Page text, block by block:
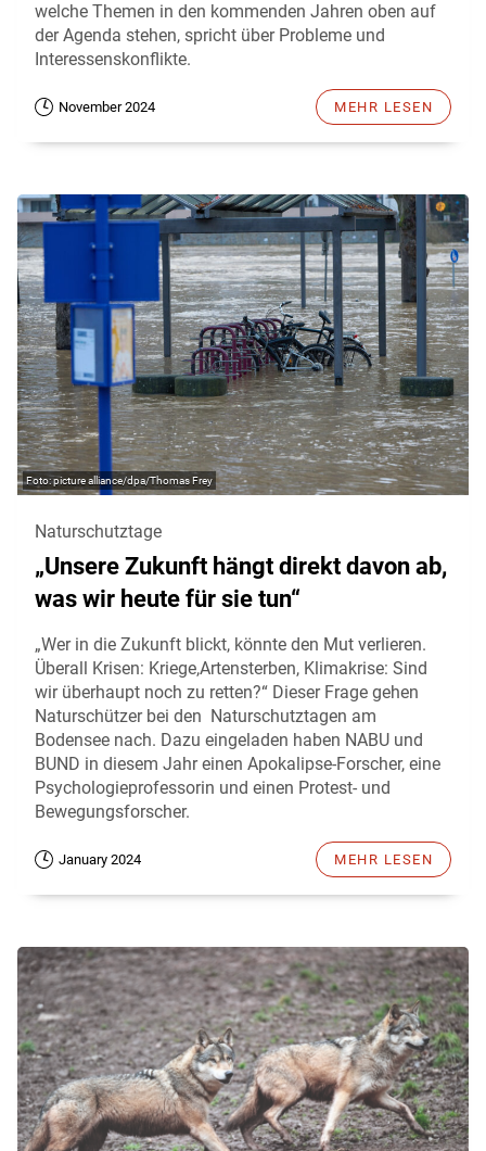
welche Themen in den kommenden Jahren oben auf
der Agenda stehen, spricht über Probleme und
Interessenskonflikte.
November 2024 MEHR LESEN
picture alliance/dpa/Thomas Frey
Naturschutztage
„Unsere Zukunft hängt direkt davon ab,
was wir heute für sie tun“
„Wer in die Zukunft blickt, könnte den Mut verlieren.
Überall Krisen: Kriege,Artensterben, Klimakrise: Sind
wir überhaupt noch zu retten?“ Dieser Frage gehen
Naturschützer bei den Naturschutztagen am
Bodensee nach. Dazu eingeladen haben NABU und
BUND in diesem Jahr einen Apokalipse-Forscher, eine
Psychologieprofessorin und einen Protest- und
Bewegungsforscher.
January 2024 MEHR LESEN